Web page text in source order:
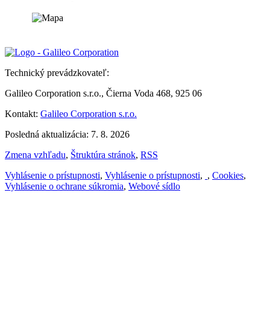
Technický prevádzkovateľ:
Galileo Corporation s.r.o., Čierna Voda 468, 925 06
Kontakt: Galileo Corporation s.r.o.
Posledná aktualizácia: 7. 8. 2026
Zmena vzhľadu, Štruktúra stránok, RSS
Vyhlásenie o prístupnosti, Vyhlásenie o prístupnosti, , Cookies,
Vyhlásenie o ochrane súkromia, Webové sídlo